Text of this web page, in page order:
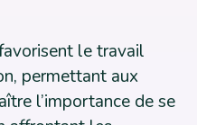
le travail
permettant aux
l’importance de se